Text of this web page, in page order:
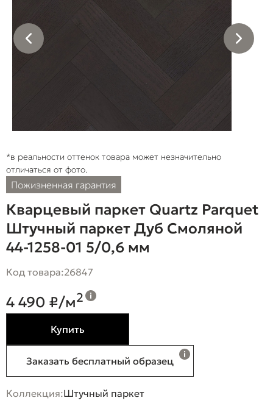
*в реальности оттенок товара может незначительно
отличаться от фото.
Пожизненная гарантия
Кварцевый паркет Quartz Parquet
Штучный паркет Дуб Смоляной
44-1258-01 5/0,6 мм
Код товара:26847
4 490 ₽/м2
Купить
Заказать бесплатный образец
Коллекция:Штучный паркет